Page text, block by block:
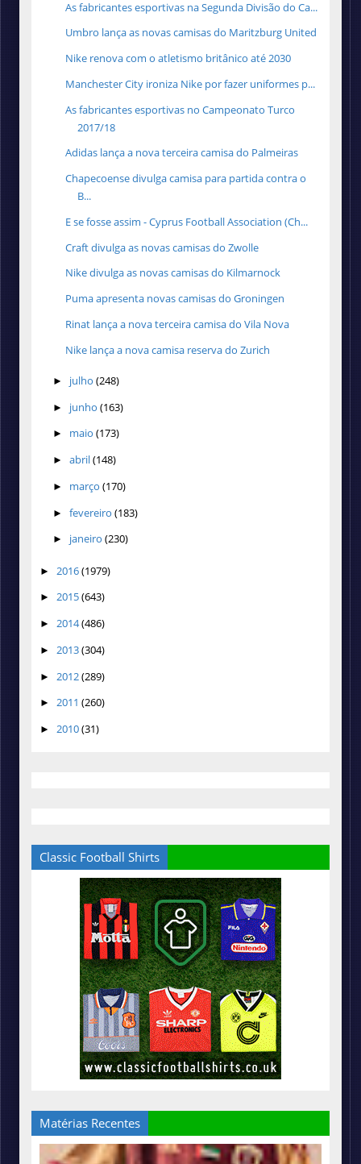
As fabricantes esportivas na Segunda Divisão do Ca...
Umbro lança as novas camisas do Maritzburg United
Nike renova com o atletismo britânico até 2030
Manchester City ironiza Nike por fazer uniformes p...
As fabricantes esportivas no Campeonato Turco
2017/18
Adidas lança a nova terceira camisa do Palmeiras
Chapecoense divulga camisa para partida contra o
B...
E se fosse assim - Cyprus Football Association (Ch...
Craft divulga as novas camisas do Zwolle
Nike divulga as novas camisas do Kilmarnock
Puma apresenta novas camisas do Groningen
Rinat lança a nova terceira camisa do Vila Nova
Nike lança a nova camisa reserva do Zurich
► julho (248)
► junho (163)
► maio (173)
► abril(148)
► março (170)
► fevereiro (183)
► janeiro (230)
► 2016(1979)
► 2015(643)
► 2014(486)
► 2013(304)
► 2012(289)
► 2011 (260)
► 2010(31)
Classic Football Shirts
Matérias Recentes